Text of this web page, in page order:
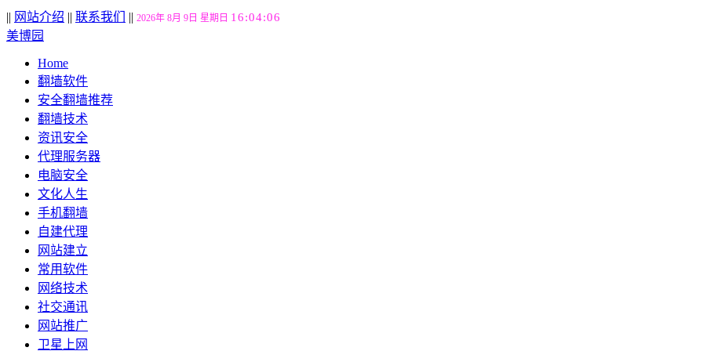
|| 网站介绍 || 联系我们 || 2026年 8月 9日 星期日 16:04:07
美博园
Home
翻墙软件
安全翻墙推荐
翻墙技术
资讯安全
代理服务器
电脑安全
文化人生
手机翻墙
自建代理
网站建立
常用软件
网络技术
社交通讯
网站推广
卫星上网